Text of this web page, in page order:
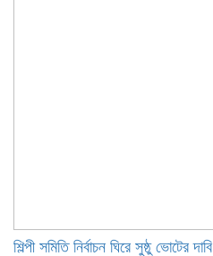
শিল্পী সমিতি নির্বাচন ঘিরে সুষ্ঠু ভোটের দাবি